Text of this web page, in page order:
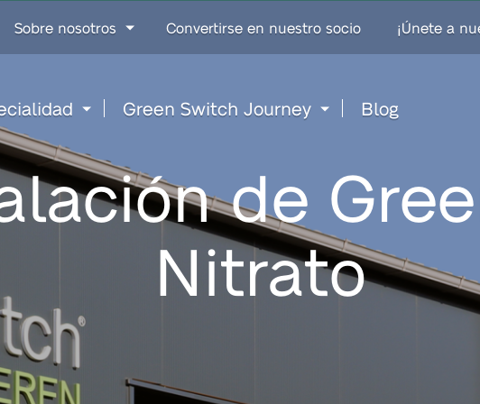
to
Sobre nosotros Convertirse en nuestro socio ¡Únete a
Green Switch Journey Blog
de
Nitrato